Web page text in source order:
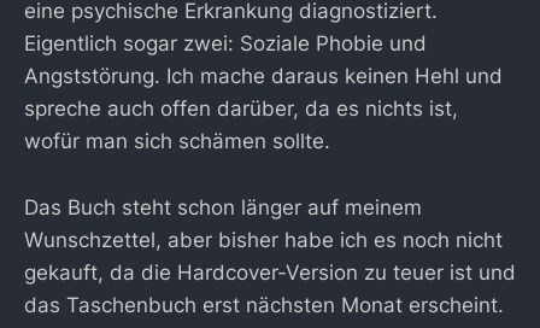
eine psychische Erkrankung diagnostiziert.
Eigentlich sogar zwei: Soziale Phobie und
Angststörung. Ich mache daraus keinen Hehl und
spreche auch offen darüber, da es nichts ist,
wofür man sich schämen sollte.
Das Buch steht schon länger auf meinem
Wunschzettel, aber bisher habe ich es noch nicht
gekauft, da die Hardcover-Version zu teuer ist und
das Taschenbuch erst nächsten Monat erscheint.